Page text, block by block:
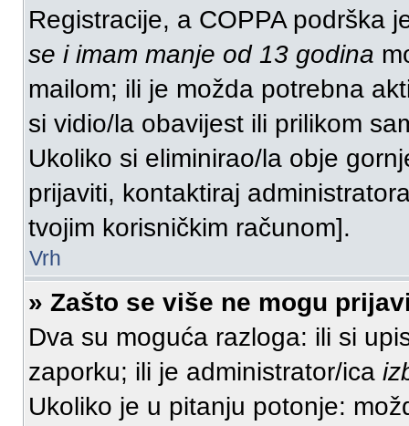
Registracije, a COPPA podrška
se i imam manje od 13 godina
mailom; ili je možda potrebna
si vidio/la obavijest ili prilikom
Ukoliko si eliminirao/la obje
prijaviti, kontaktiraj
tvojim korisničkim računom].
Vrh
» Zašto se više ne mogu
Dva su moguća razloga: ili si
zaporku; ili je administrator/ica
Ukoliko je u pitanju potonje: